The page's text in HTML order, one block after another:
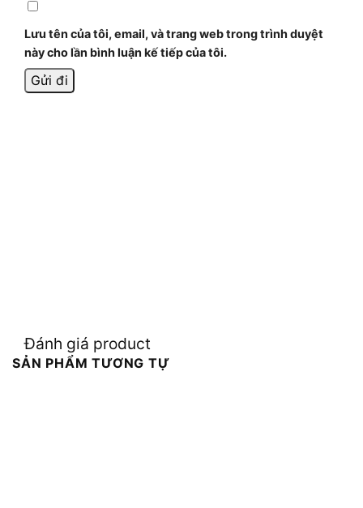
Lưu tên của tôi, email, và trang web trong trình duyệt
này cho lần bình luận kế tiếp của tôi.
Đánh giá product
SẢN PHẨM TƯƠNG TỰ